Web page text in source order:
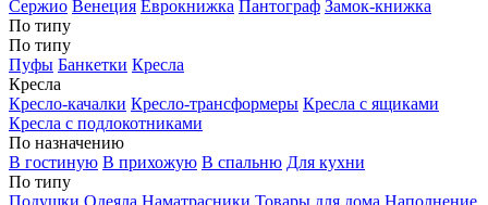
Сержио Венеция Еврокнижка Пантограф Замок-книжка
По типу
По типу
Пуфы Банкетки Кресла
Кресла
Кресло-качалки Кресло-трансформеры Кресла с ящиками
Кресла с подлокотниками
По назначению
В гостиную В прихожую В спальню Для кухни
По типу
Подушки Одеяла Наматрасники Товары для дома Наполнение